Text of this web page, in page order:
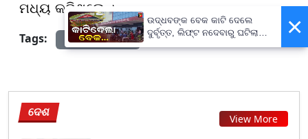
ମଧ୍ୟ କରିଥିଲେ ।
Tags:
prameyanews7
ଦେଶ View More
×
ଉଦ୍ଧବଙ୍କ ବେକ କାଟି ଦେଲେ
ଦୁର୍ବୃତ୍ତ, ଲିଫ୍ଟ ନଦେବାରୁ ଘଟିଲା
ଘଟଣା...